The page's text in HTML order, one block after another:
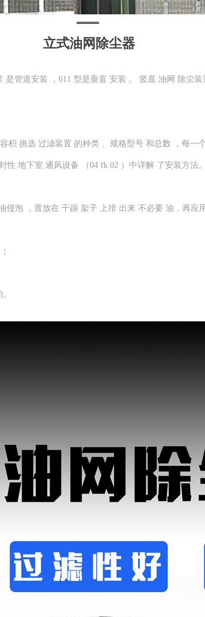
立式油网除尘器
管道安装 ，611 型是垂直 安装 。 竖直 油网 除尘
积 挑选 过滤装置 的种类 、规格型号 和总数 ，每一
性 地下室 通风设备 （04 fk 02 ）中详解 了安装方法
侵泡 ，置放在 干躁 架子 上排 出来 不必要 油，再应